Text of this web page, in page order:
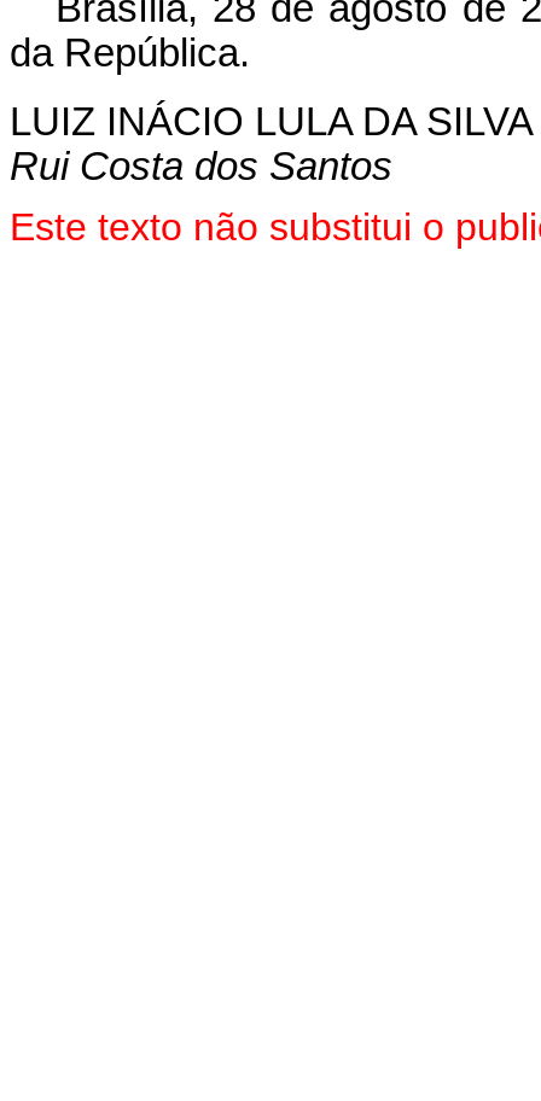
da República.
LUIZ INÁCIO LULA DA SILVA
Rui Costa dos Santos
Este texto não substitui o